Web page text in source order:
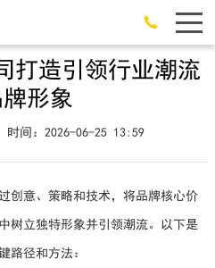
打造引领行业潮流
形象
时间：2026-06-25 13:59
创意、策略和技术，将品牌核心价
树立独特形象并引领潮流。以下是
路径和方法：